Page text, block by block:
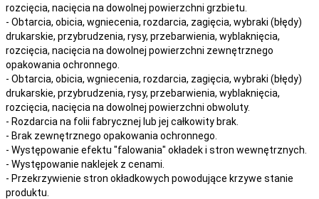
rozcięcia, nacięcia na dowolnej powierzchni grzbietu.
- Obtarcia, obicia, wgniecenia, rozdarcia, zagięcia, wybraki (błędy)
drukarskie, przybrudzenia, rysy, przebarwienia, wyblaknięcia,
rozcięcia, nacięcia na dowolnej powierzchni zewnętrznego
opakowania ochronnego.
- Obtarcia, obicia, wgniecenia, rozdarcia, zagięcia, wybraki (błędy)
drukarskie, przybrudzenia, rysy, przebarwienia, wyblaknięcia,
rozcięcia, nacięcia na dowolnej powierzchni obwoluty.
- Rozdarcia na folii fabrycznej lub jej całkowity brak.
- Brak zewnętrznego opakowania ochronnego.
- Występowanie efektu "falowania" okładek i stron wewnętrznych.
- Występowanie naklejek z cenami.
- Przekrzywienie stron okładkowych powodujące krzywe stanie
produktu.